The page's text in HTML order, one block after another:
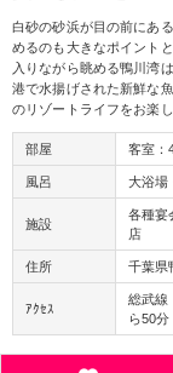
白砂の砂浜が目の前にあ
めるのも大きなポイント
入りながら眺める鴨川湾
港で水揚げされた新鮮な
のリゾートライフをお楽し
部屋 客室
風呂 大浴場
施設
各種宴
店
住所 千葉県
ｱｸｾｽ
総武
ら50分